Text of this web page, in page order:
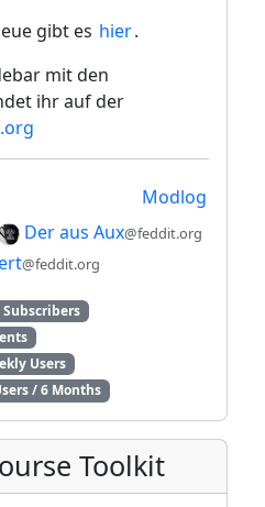
gibt es hier.
mit den
ihr auf der
Modlog
Der aus Aux@feddit.org
@feddit.org
Subscribers
Users
/ 6 Months
Toolkit